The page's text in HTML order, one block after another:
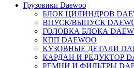
Грузовики Daewoo
БЛОК ЦИЛИНДРОВ
ВПУСК/ВЫПУСК
ГОЛОВКА БЛОКА
КПП DAEWOO
КУЗОВНЫЕ ДЕТАЛИ
КАРДАН И РЕДУКТОР
РЕМНИ И ФИЛЬТРЫ